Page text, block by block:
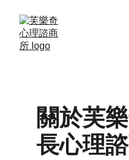
關於芙
長心理